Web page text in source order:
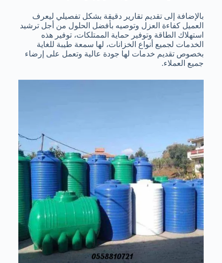
بالإضافة إلى تقديم تقارير دقيقة بشكل تفصيلي ليعرف
العميل كفاءة العزل وتوصيه بأفضل الحلول من أجل ترشيد
استهلاك الطاقة وتوفير حماية الممتلكات، توفير هذه
الخدمات لجميع أنواع الخزانات، لها سمعة طيبة للغاية
بخصوص تقديم خدمات لها جودة عالية وتعمل على إرضاء
جميع العملاء.